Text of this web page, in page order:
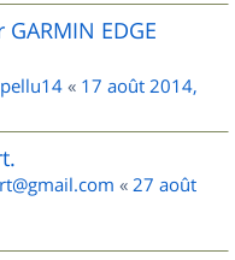
EDGE
« 17 août 2014,
« 27 août